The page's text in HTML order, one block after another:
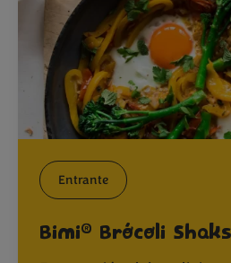
Entrante
Bimi® Brócoli